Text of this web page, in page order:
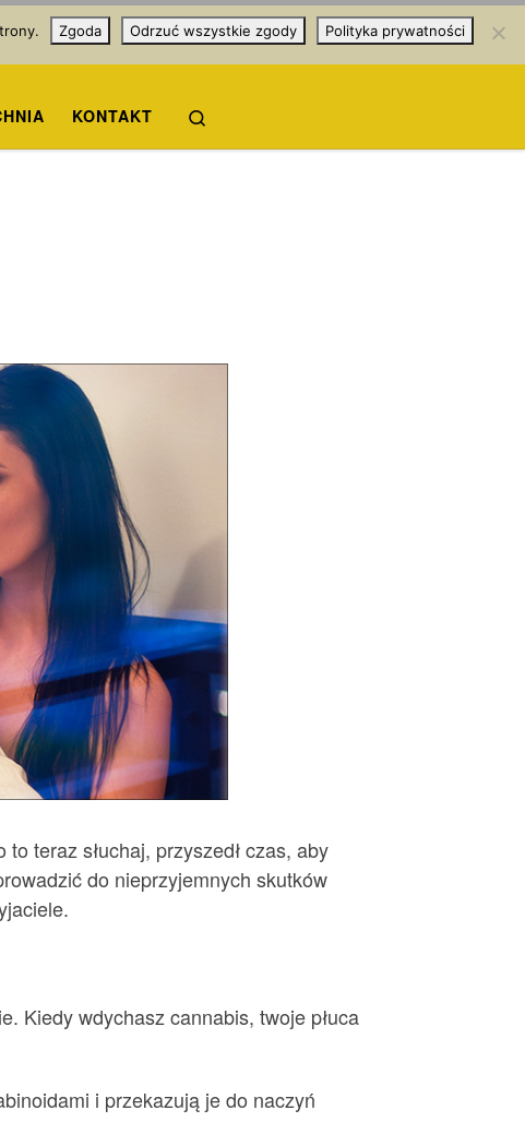
KONTAKT
teraz słuchaj, przyszedł czas, aby
do nieprzyjemnych skutków
Kiedy wdychasz cannabis, twoje płuca
i przekazują je do naczyń
Zgoda Odrzuć wszystkie zgody Polityka prywatności